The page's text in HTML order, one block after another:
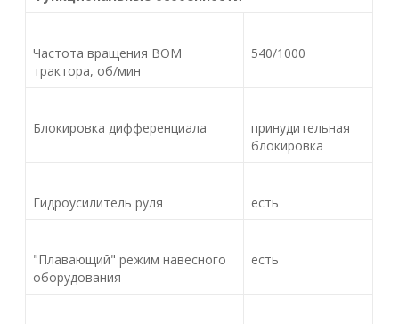
Частота вращения ВОМ
трактора, об/мин
540/1000
Блокировка дифференциала
принудительная
блокировка
Гидроусилитель руля есть
"Плавающий" режим навесного
оборудования
есть